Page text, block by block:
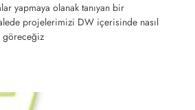
yapmaya olanak tanıyan bir
projelerimizi DW içerisinde nasıl
göreceğiz